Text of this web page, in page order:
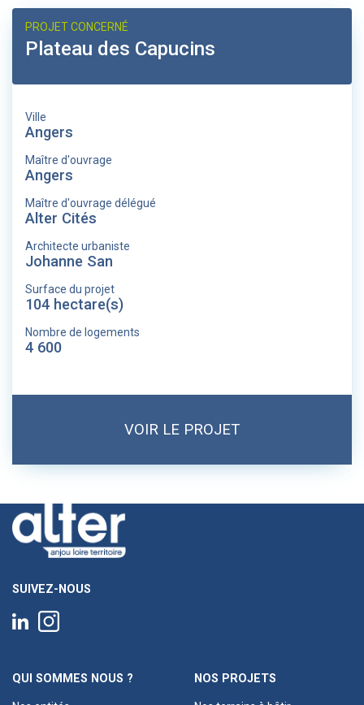
PROJET CONCERNÉ
Plateau des Capucins
Ville
Angers
Maître d'ouvrage
Angers
Maître d'ouvrage délégué
Alter Cités
Architecte urbaniste
Johanne San
Surface du projet
104 hectare(s)
Nombre de logements
4 600
VOIR LE PROJET
SUIVEZ-NOUS
QUI SOMMES NOUS ? NOS PROJETS